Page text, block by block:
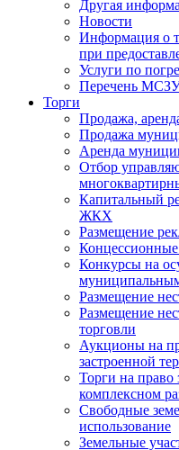
Другая
Новости
Информация о
при
Услуги по
Перечень
Торги
Продажа,
Продажа
Аренда
Отбор
Капитальный
ЖКХ
Размещение
Конкурсы на
Размещение
Размещение
торговли
Аукционы на
застроенной
Торги на право
комплексном
Свободные
использование
Земельные